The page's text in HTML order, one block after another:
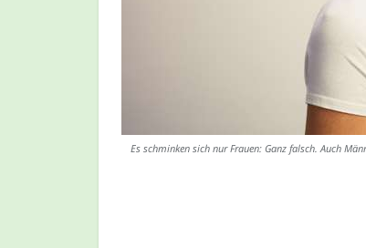
Es schminken sich nur Frauen: Ganz falsch. Auch